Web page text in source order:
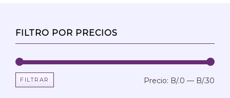
FILTRO POR PRECIOS
FILTRAR Precio: B/.0 — B/.30